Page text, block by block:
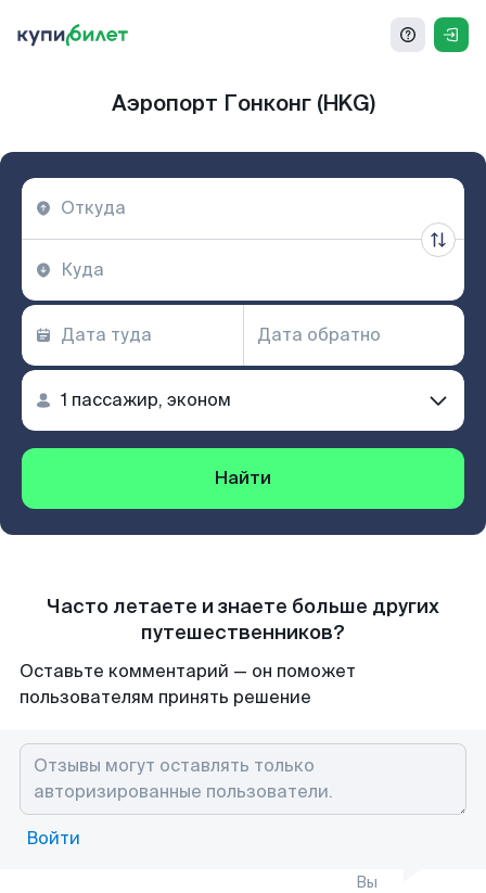
Аэропорт Гонконг (HKG)
Найти
Часто летаете и знаете больше других
путешественников?
Оставьте комментарий — он поможет
пользователям принять решение
Войти
Вы